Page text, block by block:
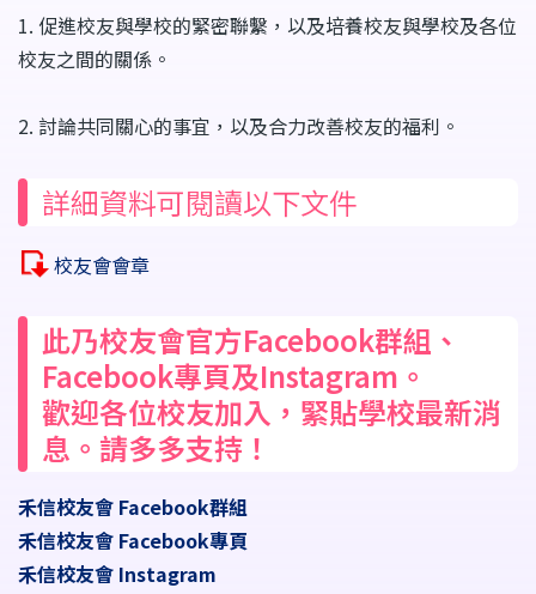
1. 促進校友與學校的緊密聯繫，以及培養校友與學校及各位
校友之間的關係。
2. 討論共同關心的事宜，以及合力改善校友的福利。
詳細資料可閱讀以下文件
校友會會章
此乃校友會官方Facebook群組、
Facebook專頁及Instagram。
歡迎各位校友加入，緊貼學校最新消
息。請多多支持！
禾信校友會 Facebook群組
禾信校友會 Facebook專頁
禾信校友會 Instagram